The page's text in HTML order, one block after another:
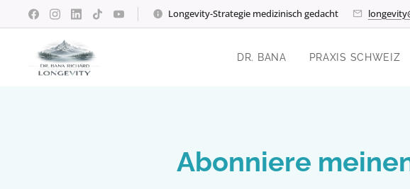
Longevity-Strategie medizinisch gedacht
DR. BANA PRAXIS SCHWEIZ
Abonniere